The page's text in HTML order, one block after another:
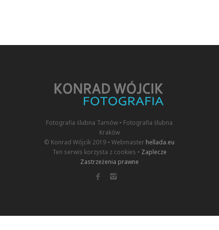
Fotografia ślubna Tarnów • Fotografia ślubna
Kraków
© Konrad Wójcik 2019 • Webmaster hellada.eu
Ten serwis korzysta z cookies • Zaplecze
Zastrzeżenia prawne